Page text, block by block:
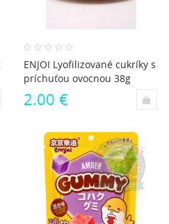
ENJOI Lyofilizované cukríky s
príchuťou ovocnou 38g
2.00 €